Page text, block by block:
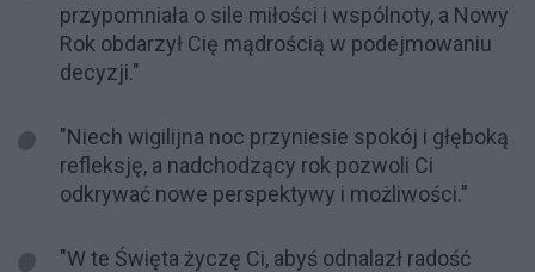
przypomniała o sile miłości i wspólnoty, a Nowy
Rok obdarzył Cię mądrością w podejmowaniu
decyzji."
"Niech wigilijna noc przyniesie spokój i głęboką
refleksję, a nadchodzący rok pozwoli Ci
odkrywać nowe perspektywy i możliwości."
"W te Święta życzę Ci, abyś odnalazł radość